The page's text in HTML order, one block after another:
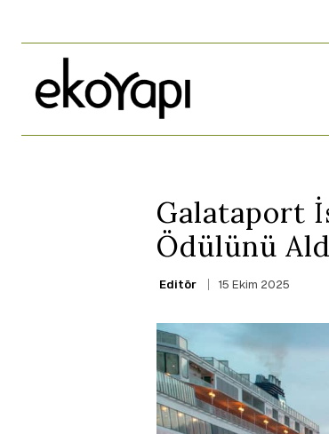
Galataport
Ödülünü
Editör 15 Ekim 2025